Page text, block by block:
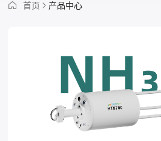
首页 产品中心